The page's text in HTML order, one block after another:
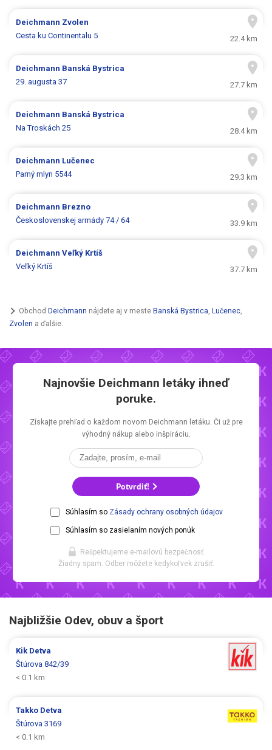
Deichmann Zvolen
Cesta ku Continentalu 5
22.4 km
Deichmann Banská Bystrica
29. augusta 37
27.7 km
Deichmann Banská Bystrica
Na Troskách 25
28.4 km
Deichmann Lučenec
Parný mlyn 5544
29.3 km
Deichmann Brezno
Československej armády 74 / 64
33.9 km
DeichmannVeľký Krtíš
Veľký Krtíš
37.7 km
Obchod Deichmann nájdete aj v meste Banská Bystrica, Lučenec,
Zvolen a ďalšie.
Najnovšie Deichmann letáky ihneď
poruke.
Získajte prehľad o každom novom Deichmann letáku. Či už pre
výhodný nákup alebo inšpiráciu.
Potvrdiť!
Súhlasím so Zásady ochrany osobných údajov
Súhlasím so zasielaním nových ponúk
Rešpektujeme e-mailovú bezpečnosť.
Žiadny spam. Odber môžete kedykoľvek zrušiť.
Najbližšie Odev, obuv a šport
Kik Detva
Štúrova 842/39
< 0.1 km
Takko Detva
Štúrova 3169
< 0.1 km